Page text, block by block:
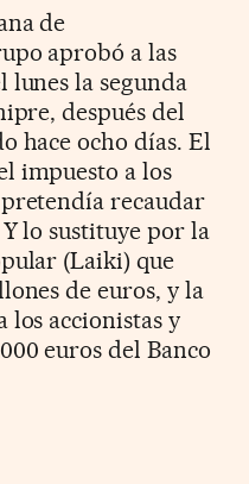
de
aprobó a las
lunes la segunda
después del
hace ocho días. El
impuesto a los
recaudar
lo sustituye por la
(Laiki) que
de euros, y la
accionistas y
euros del Banco